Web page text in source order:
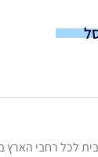
הארץ ב-39 ש"ח (עבור חבילות עד 20